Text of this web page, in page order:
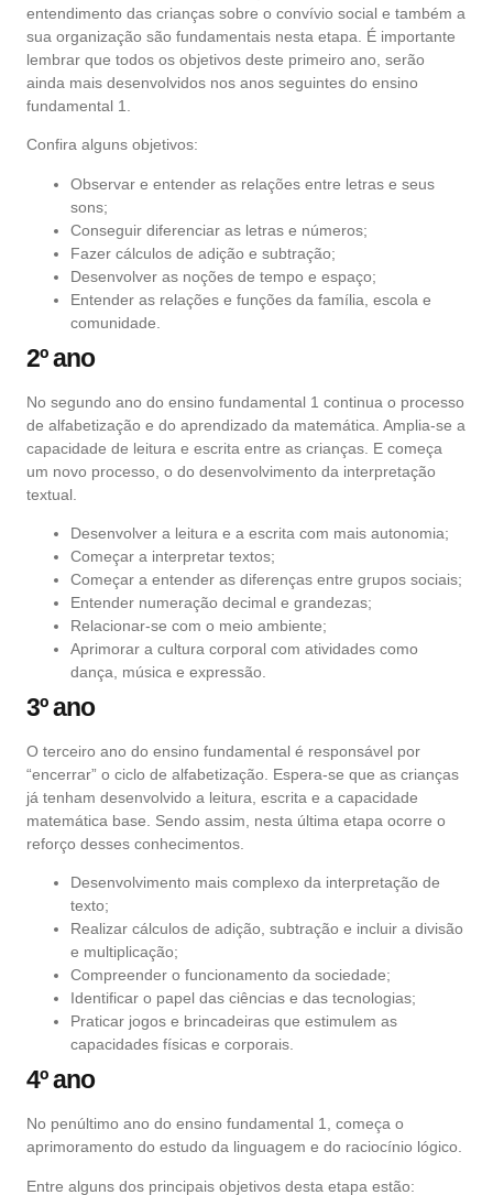
entendimento das crianças sobre o convívio social e também a
sua organização são fundamentais nesta etapa. É importante
lembrar que todos os objetivos deste primeiro ano, serão
ainda mais desenvolvidos nos anos seguintes do ensino
fundamental 1.
Confira alguns objetivos:
Observar e entender as relações entre letras e seus
sons;
Conseguir diferenciar as letras e números;
Fazer cálculos de adição e subtração;
Desenvolver as noções de tempo e espaço;
Entender as relações e funções da família, escola e
comunidade.
2º ano
No segundo ano do ensino fundamental 1 continua o processo
de alfabetização e do aprendizado da matemática. Amplia-se a
capacidade de leitura e escrita entre as crianças. E começa
um novo processo, o do desenvolvimento da interpretação
textual.
Desenvolver a leitura e a escrita com mais autonomia;
Começar a interpretar textos;
Começar a entender as diferenças entre grupos sociais;
Entender numeração decimal e grandezas;
Relacionar-se com o meio ambiente;
Aprimorar a cultura corporal com atividades como
dança, música e expressão.
3º ano
O terceiro ano do ensino fundamental é responsável por
“encerrar” o ciclo de alfabetização. Espera-se que as crianças
já tenham desenvolvido a leitura, escrita e a capacidade
matemática base. Sendo assim, nesta última etapa ocorre o
reforço desses conhecimentos.
Desenvolvimento mais complexo da interpretação de
texto;
Realizar cálculos de adição, subtração e incluir a divisão
e multiplicação;
Compreender o funcionamento da sociedade;
Identificar o papel das ciências e das tecnologias;
Praticar jogos e brincadeiras que estimulem as
capacidades físicas e corporais.
4º ano
No penúltimo ano do ensino fundamental 1, começa o
aprimoramento do estudo da linguagem e do raciocínio lógico.
Entre alguns dos principais objetivos desta etapa estão: